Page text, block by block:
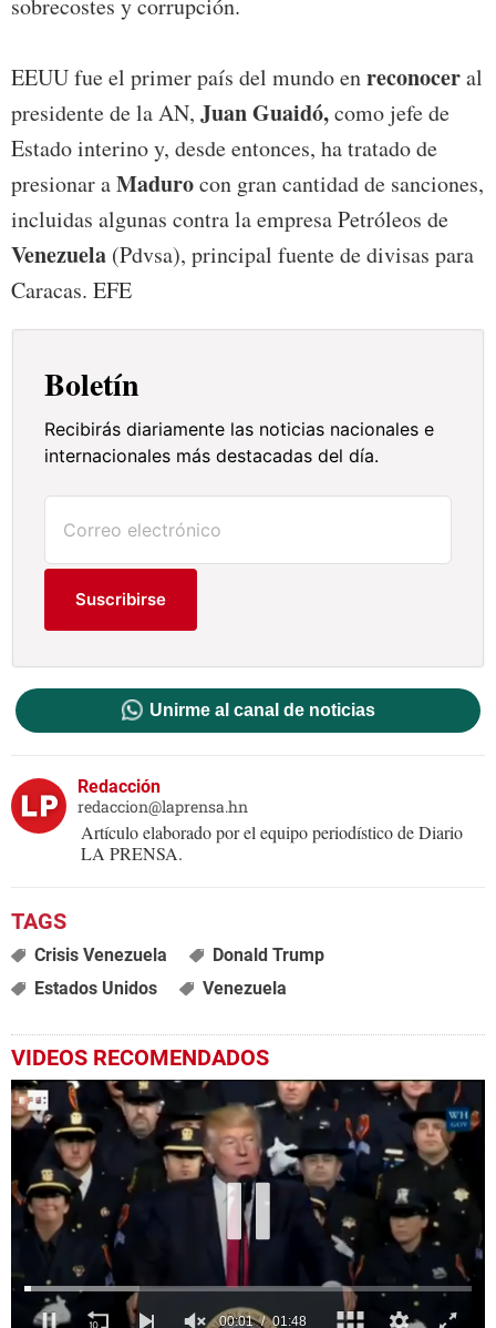
EEUU fue el primer país del mundo enreconoceral
presidente de la AN, Juan Guaidó,como jefe de
Estado interino y, desde entonces, ha tratado de
presionar aMadurocon gran cantidad de sanciones,
incluidas algunas contra la empresa Petróleos de
Venezuela (Pdvsa), principal fuente de divisas para
Caracas. EFE
Boletín
Recibirás diariamente las noticias nacionales e
internacionales más destacadas del día.
Suscribirse
Unirme al canal de noticias
Redacción
redaccion@laprensa.hn
Artículo elaborado por el equipo periodístico de Diario
LA PRENSA.
Crisis Venezuela
Donald Trump
Estados Unidos
Venezuela
VIDEOS RECOMENDADOS